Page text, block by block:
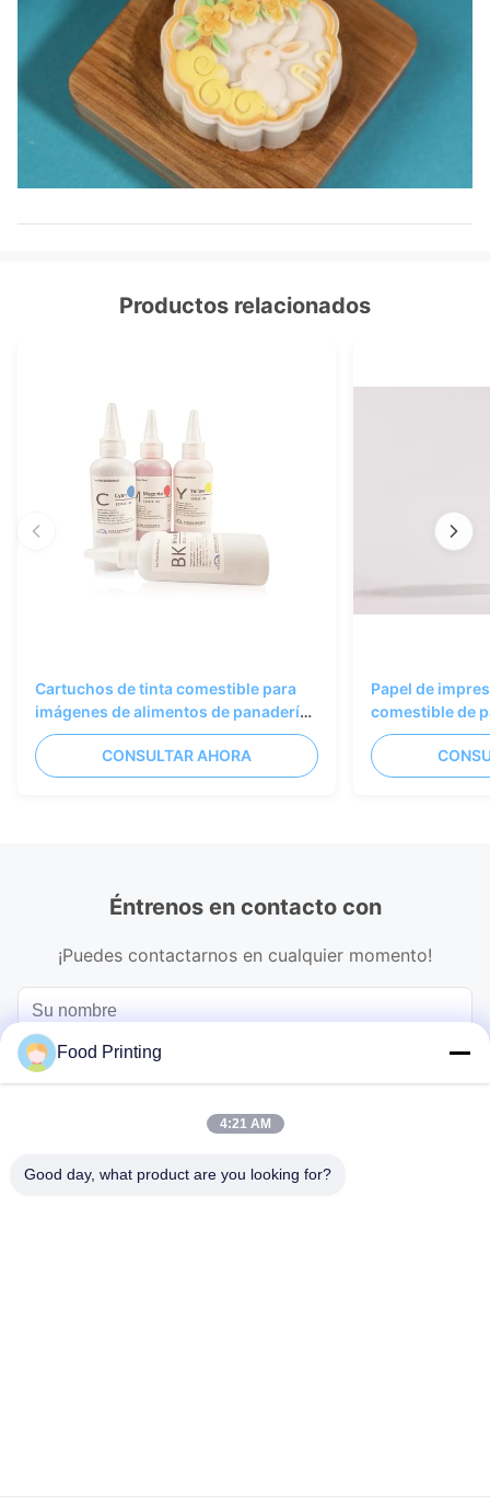
Productos relacionados
Cartuchos de tinta comestible para
imágenes de alimentos de panadería,
arte de confitería
CONSULTAR AHORA
Papel de
comestible de
personalizado
negro
Éntrenos en contacto con
¡Puedes contactarnos en cualquier momento!
Food Printing
4:21 AM
Good day, what product are you looking for?